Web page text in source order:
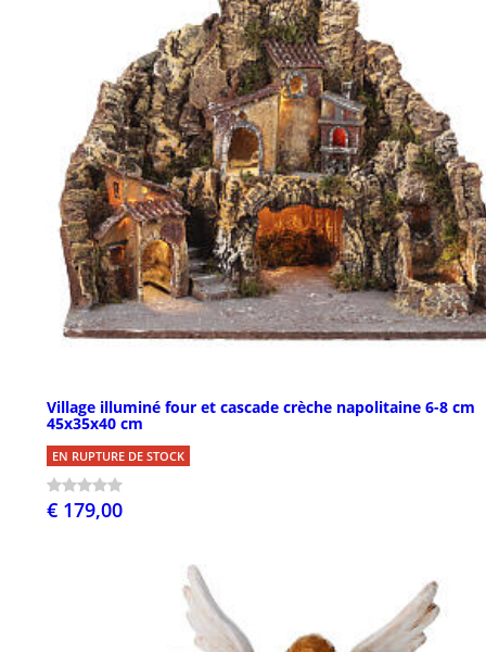
Village illuminé four et cascade crèche napolitaine 6-8 cm
45x35x40 cm
EN RUPTURE DE STOCK
€ 179,00